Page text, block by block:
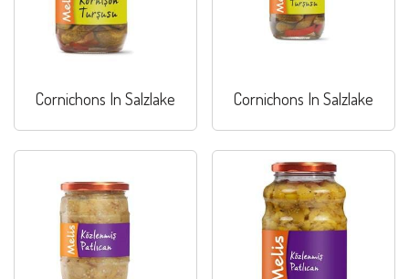
Cornichons In Salzlake Cornichons In Salzlake